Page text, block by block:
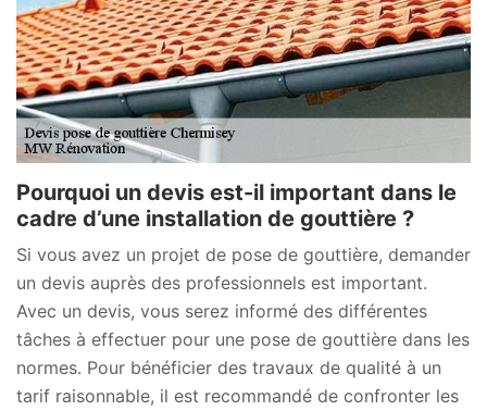
Pourquoi un devis est-il important dans le
cadre d’une installation de gouttière ?
Si vous avez un projet de pose de gouttière, demander
un devis auprès des professionnels est important.
Avec un devis, vous serez informé des différentes
tâches à effectuer pour une pose de gouttière dans les
normes. Pour bénéficier des travaux de qualité à un
tarif raisonnable, il est recommandé de confronter les